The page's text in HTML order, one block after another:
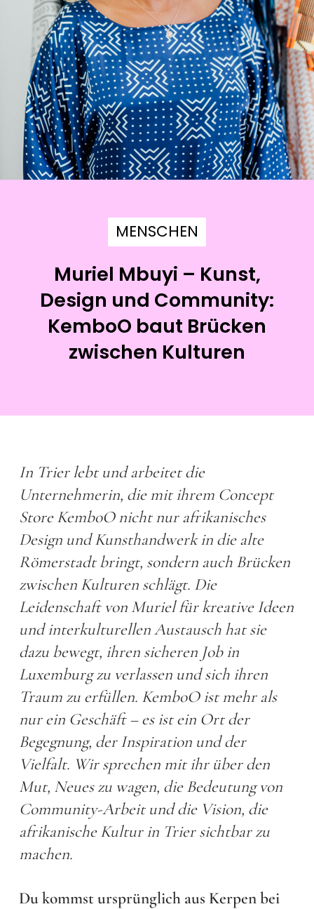
MENSCHEN
Muriel Mbuyi – Kunst,
Design und Community:
KemboO baut Brücken
zwischen Kulturen
In Trier lebt und arbeitet die
Unternehmerin, die mit ihrem Concept
Store KemboO nicht nur afrikanisches
Design und Kunsthandwerk in die alte
Römerstadt bringt, sondern auch Brücken
zwischen Kulturen schlägt. Die
Leidenschaft von Muriel für kreative Ideen
und interkulturellen Austausch hat sie
dazu bewegt, ihren sicheren Job in
Luxemburg zu verlassen und sich ihren
Traum zu erfüllen. KemboO ist mehr als
nur ein Geschäft – es ist ein Ort der
Begegnung, der Inspiration und der
Vielfalt. Wir sprechen mit ihr über den
Mut, Neues zu wagen, die Bedeutung von
Community-Arbeit und die Vision, die
afrikanische Kultur in Trier sichtbar zu
machen.
Du kommst ursprünglich aus Kerpen bei